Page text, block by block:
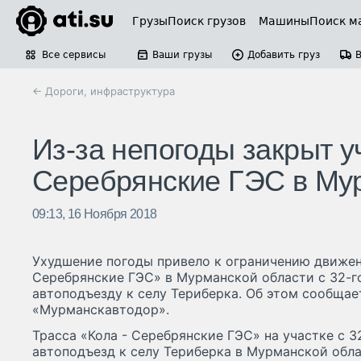
ГрузыПоиск грузов МашиныПоиск
Все сервисы Ваши грузы Добавить груз
← Дороги, инфраструктура
Из-за непогоды закрыт
Серебрянские ГЭС в
09:13, 16 Ноября 2018
Ухудшение погоды привело к ограничению
Серебрянские ГЭС» в Мурманской области с 32-
автоподъезду к селу Териберка. Об этом
«Мурманскавтодор».
Трасса «Кола - Серебрянские ГЭС» на участке с
автоподъезд к селу Териберка в Мурманской